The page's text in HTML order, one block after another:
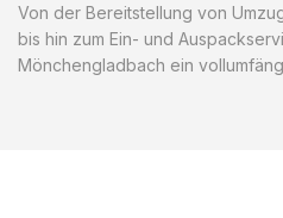
Von der Bereitstellung von
bis hin zum Ein- und
Mönchengladbach ein